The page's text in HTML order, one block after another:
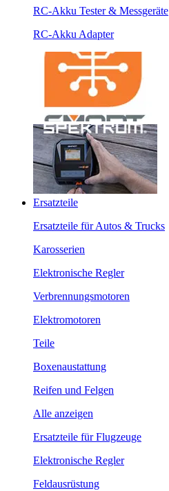
RC-Akku Tester & Messgeräte
RC-Akku Adapter
Ersatzteile
Ersatzteile für Autos & Trucks
Karosserien
Elektronische Regler
Verbrennungsmotoren
Elektromotoren
Teile
Boxenaustattung
Reifen und Felgen
Alle anzeigen
Ersatzteile für Flugzeuge
Elektronische Regler
Feldausrüstung